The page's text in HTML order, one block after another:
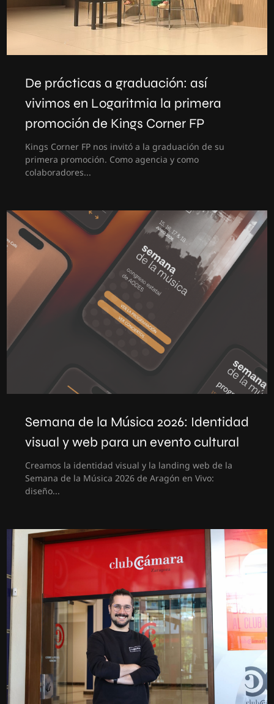
De prácticas a graduación: así
vivimos en Logaritmia la primera
promoción de Kings Corner FP
Kings Corner FP nos invitó a la graduación de su
primera promoción. Como agencia y como
colaboradores...
Semana de la Música 2026: Identidad
visual y web para un evento cultural
Creamos la identidad visual y la landing web de la
Semana de la Música 2026 de Aragón en Vivo:
diseño...